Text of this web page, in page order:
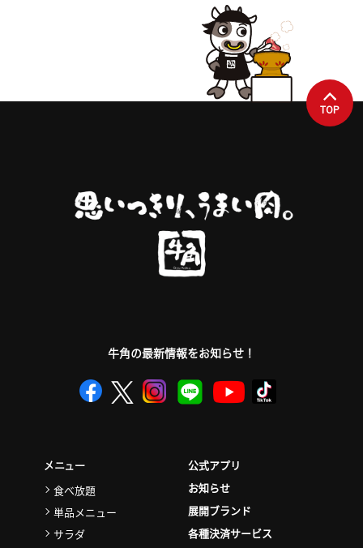
TOP
牛角の最新情報をお知らせ！
メニュー
食べ放題
単品メニュー
サラダ
公式アプリ
お知らせ
展開ブランド
各種決済サービス